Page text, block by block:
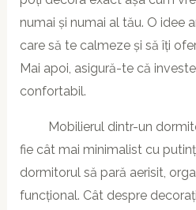
numai și numai al tău. O idee
care să te calmeze și să îți
Mai apoi, asigură-te că
confortabil.
Mobilierul dintr-un
fie cât mai minimalist cu
dormitorul să pară aerisit,
funcțional. Cât despre